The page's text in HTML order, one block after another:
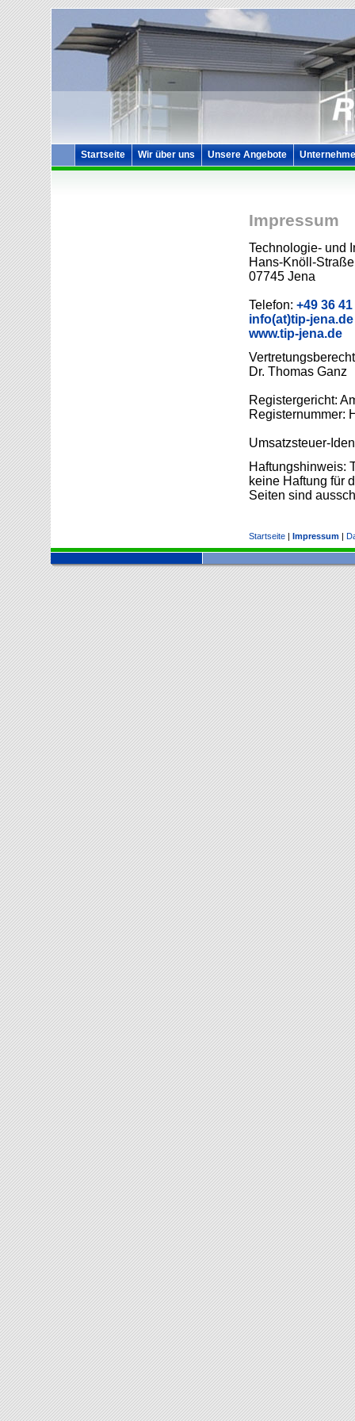
Startseite Wir über uns Unsere Angebote
Impressum
Technologie- und
Hans-Knöll-
07745 Jena
Telefon: +49 36
info(at)tip-jena.de
www.tip-jena.de
Dr. Thomas Ganz
Registergericht:
Registernummer:
Umsatzsteuer-
Haftungshinweis:
keine Haftung für
Seiten sind
Startseite| Impressum|